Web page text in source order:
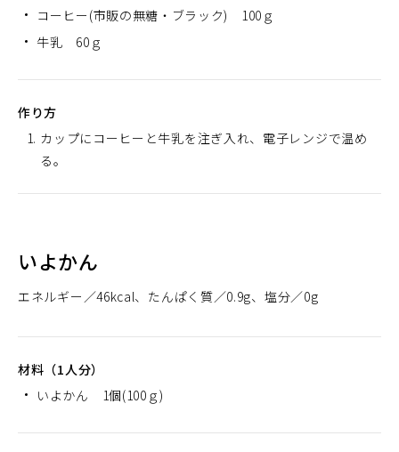
コーヒー(市販の無糖・ブラック) 100ｇ
牛乳 60ｇ
作り方
カップにコーヒーと牛乳を注ぎ入れ、電子レンジで温め
る。
いよかん
エネルギー 46kcal たんぱく質 0.9g 塩分 0g
材料（1人分）
いよかん 1個(100ｇ)